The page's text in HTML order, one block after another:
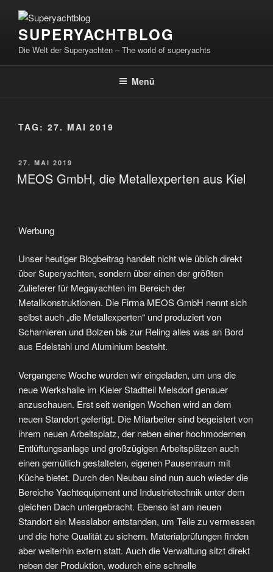
Inhalt
springenSUPERYACHTBLOG
Die Welt der Superyachten – The world of superyachts
Menü
TAG: 27. MAI 2019
VERÖFFENTLICHT
AM
27. MAI 2019
MEOS GmbH, die Metallexperten aus Kiel
Werbung
Unser heutiger Blogbeitrag handelt nicht wie üblich direkt
über Superyachten, sondern über einen der größten
Zulieferer für Megayachten im Bereich der
Metallkonstruktionen. Die Firma MEOS GmbH nennt sich
selbst auch „die Metallexperten“ und produziert von
Scharnieren und Bolzen bis zur Reling alles was an Bord
aus Edelstahl und Aluminium besteht.
Vergangene Woche wurden wir eingeladen, um uns die
neue Werkshalle im Kieler Stadtteil Melsdorf genauer
anzuschauen. Erst seit wenigen Wochen wird an dem
neuen Standort gefertigt. Die Mitarbeiter sind begeistert von
ihrem neuen Arbeitsplatz, der neben einer hochmodernen
Entlüftungsanlage und großzügigen Arbeitsplätzen auch
einen gemütlich gestalteten, eigenen Pausenraum mit
Küche bietet. Durch den Neubau sind nun auch wieder die
Bereiche Yachtequipment und Industrietechnik unter dem
gleichen Dach untergebracht. Ebenso ist am neuen
Standort ein Messlabor entstanden, um Teile zu vermessen
und die hohe Qualität zu sichern. Materialprüfungen finden
aber weiterhin extern statt. Auch die Verwaltung sitzt direkt
neben der Produktion, wodurch eine schnelle